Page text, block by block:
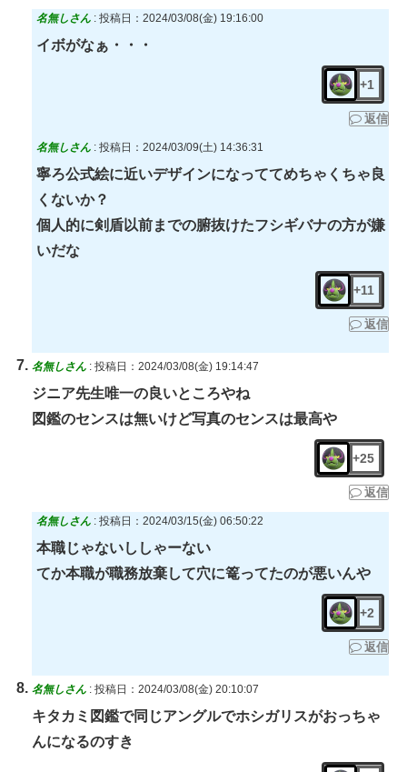
名無しさん : 投稿日：2024/03/08(金) 19:16:00
イボがなぁ・・・
+1
返信
名無しさん : 投稿日：2024/03/09(土) 14:36:31
寧ろ公式絵に近いデザインになっててめちゃくちゃ良
くないか？
個人的に剣盾以前までの腑抜けたフシギバナの方が嫌
いだな
+11
返信
名無しさん : 投稿日：2024/03/08(金) 19:14:47
ジニア先生唯一の良いところやね
図鑑のセンスは無いけど写真のセンスは最高や
+25
返信
名無しさん : 投稿日：2024/03/15(金) 06:50:22
本職じゃないししゃーない
てか本職が職務放棄して穴に篭ってたのが悪いんや
+2
返信
名無しさん : 投稿日：2024/03/08(金) 20:10:07
キタカミ図鑑で同じアングルでホシガリスがおっちゃ
んになるのすき